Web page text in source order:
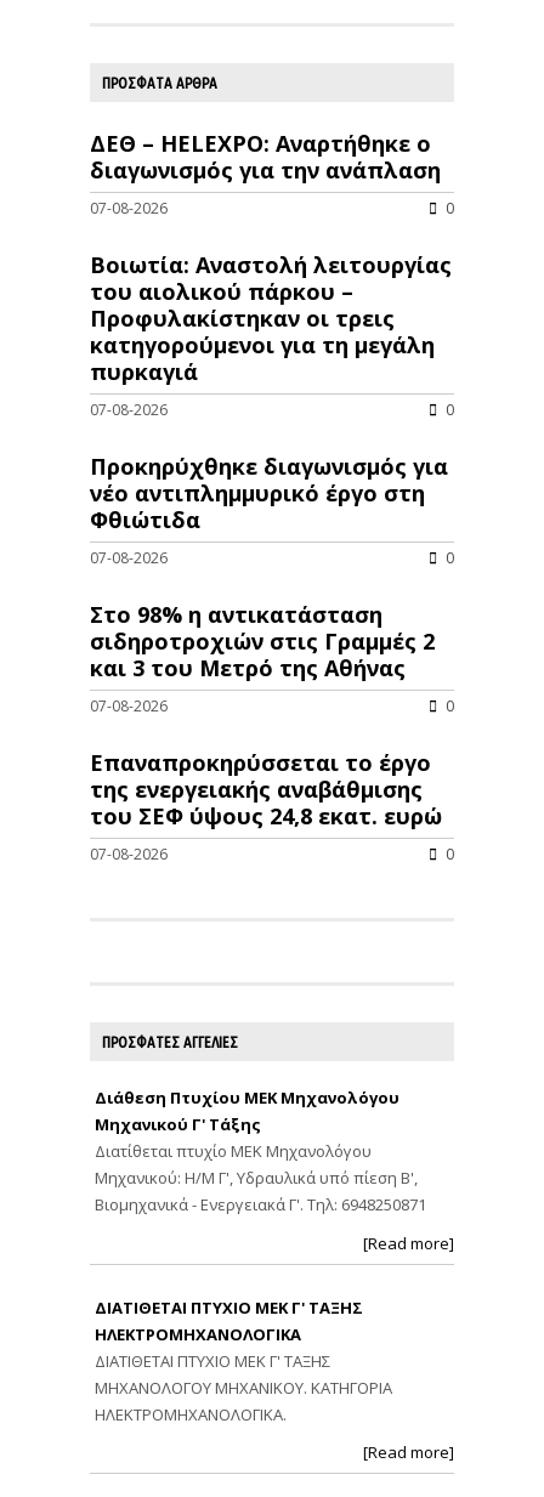
ΠΡΟΣΦΑΤΑ ΑΡΘΡΑ
ΔΕΘ – HELEXPO: Αναρτήθηκε ο
διαγωνισμός για την ανάπλαση
07-08-2026 0
Βοιωτία: Αναστολή λειτουργίας
του αιολικού πάρκου –
Προφυλακίστηκαν οι τρεις
κατηγορούμενοι για τη μεγάλη
πυρκαγιά
07-08-2026 0
Προκηρύχθηκε διαγωνισμός για
νέo αντιπλημμυρικό έργο στη
Φθιώτιδα
07-08-2026 0
Στο 98% η αντικατάσταση
σιδηροτροχιών στις Γραμμές 2
και 3 του Μετρό της Αθήνας
07-08-2026 0
Επαναπροκηρύσσεται το έργο
της ενεργειακής αναβάθμισης
του ΣΕΦ ύψους 24,8 εκατ. ευρώ
07-08-2026 0
ΠΡΟΣΦΑΤΕΣ ΑΓΓΕΛΙΕΣ
Διάθεση Πτυχίου ΜΕΚ Μηχανολόγου
Μηχανικού Γ' Τάξης
Διατίθεται πτυχίο ΜΕΚ Μηχανολόγου
Μηχανικού: Η/Μ Γ', Υδραυλικά υπό πίεση Β',
Βιομηχανικά - Ενεργειακά Γ'. Τηλ: 6948250871
[Read more]
ΔΙΑΤΙΘΕΤΑΙ ΠΤΥΧΙΟ ΜΕΚ Γ' ΤΑΞΗΣ
ΗΛΕΚΤΡΟΜΗΧΑΝΟΛΟΓΙΚΑ
ΔΙΑΤΙΘΕΤΑΙ ΠΤΥΧΙΟ ΜΕΚ Γ' ΤΑΞΗΣ
ΜΗΧΑΝΟΛΟΓΟΥ ΜΗΧΑΝΙΚΟΥ. ΚΑΤΗΓΟΡΙΑ
ΗΛΕΚΤΡΟΜΗΧΑΝΟΛΟΓΙΚΑ.
[Read more]